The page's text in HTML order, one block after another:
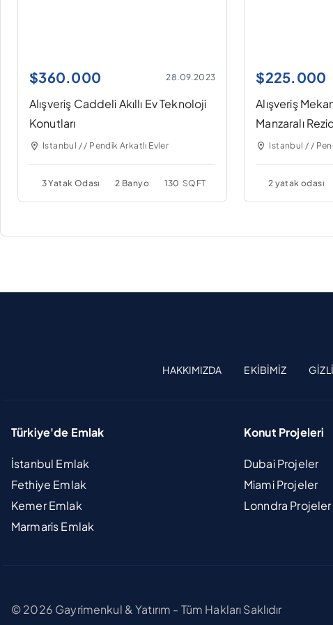
$360.000 28.09.2023
Alışveriş Caddeli Akıllı Ev Teknoloji
Konutları
Istanbul / / Pendik Arkatlı Evler
3 Yatak Odası 2 Banyo 130 SQFT
$225.000
Alışveriş
Manzaralı
Istanbul / /
2 yatak odası
HAKKIMIZDA EKIBIMIZ
Türkiye'de Emlak
İstanbul Emlak
Fethiye Emlak
Kemer Emlak
Marmaris Emlak
Konut Projeleri
Dubai Projeler
Miami Projeler
Lonndra Projeler
© 2026 Gayrimenkul & Yatırım - Tüm Hakları Saklıdır